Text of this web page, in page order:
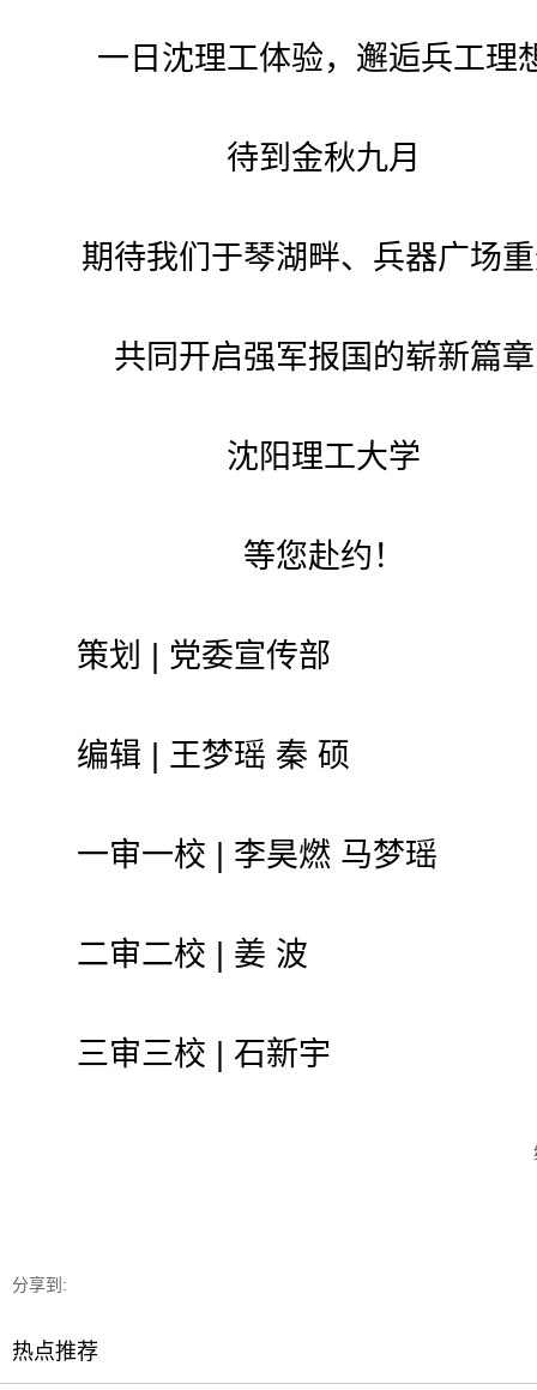
一日沈理工体验，邂逅兵工理
待到金秋九月
期待我们于琴湖畔、兵器广场
共同开启强军报国的崭新篇章
沈阳理工大学
等您赴约！
策划 | 党委宣传部
编辑 | 王梦瑶 秦 硕
一审一校 | 李昊燃 马梦瑶
二审二校 | 姜 波
三审三校 | 石新宇
分享到:
热点推荐